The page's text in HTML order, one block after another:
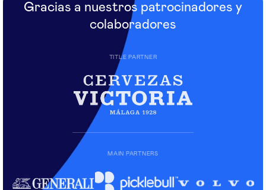
Gracias a nuestros patrocinadores y
colaboradores
TITLE PARTNER
MAIN PARTNERS